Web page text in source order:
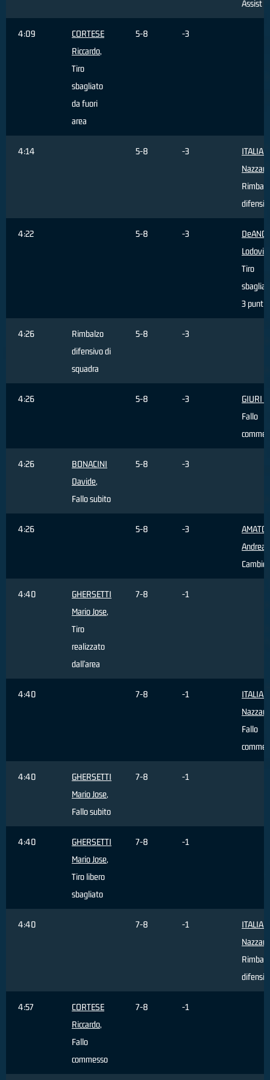
Assist
4:09
CORTESE
Riccardo,
Tiro
sbagliato
da fuori
area
5-8 -3
4:14 5-8 -3
4:22 5-8 -3
Tiro
3 punti
4:26
Rimbalzo
difensivo di
squadra
5-8 -3
4:26 5-8 -3
GIURI
Fallo
4:26
BONACINI
Davide,
Fallo subito
5-8 -3
4:26 5-8 -3
AMATO
Andrea
Cambio
4:40
GHERSETTI
Mario Jose,
Tiro
realizzato
dall'area
7-8 -1
4:40 7-8 -1
Fallo
4:40
GHERSETTI
Mario Jose,
Fallo subito
7-8 -1
4:40
GHERSETTI
Mario Jose,
Tiro libero
sbagliato
7-8 -1
4:40 7-8 -1
4:57
CORTESE
Riccardo,
Fallo
commesso
7-8 -1